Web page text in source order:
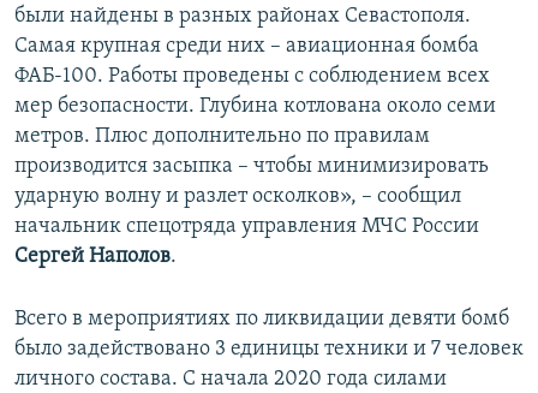
были найдены в разных районах Севастополя.
Самая крупная среди них – авиационная бомба
ФАБ-100. Работы проведены с соблюдением всех
мер безопасности. Глубина котлована около семи
метров. Плюс дополнительно по правилам
производится засыпка – чтобы минимизировать
ударную волну и разлет осколков», – сообщил
начальник спецотряда управления МЧС России
Сергей Наполов.
Всего в мероприятиях по ликвидации девяти бомб
было задействовано 3 единицы техники и 7 человек
личного состава. С начала 2020 года силами